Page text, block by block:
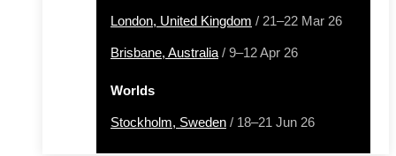
London, United Kingdom / 21–22 Mar 26
Brisbane, Australia / 9–12 Apr 26
Worlds
Stockholm, Sweden / 18–21 Jun 26